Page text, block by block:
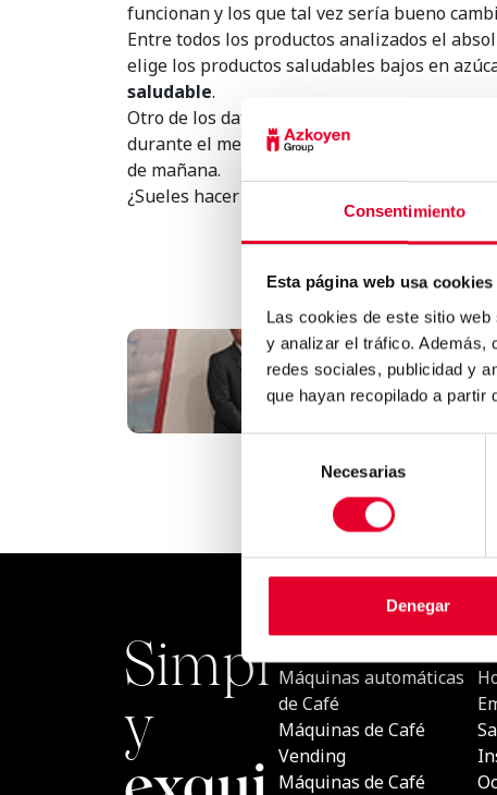
Consentimiento
Esta página web usa cookies
Las cookies de este sitio
y analizar el tráfico. Además,
redes sociales, publicidad y
que hayan recopilado a partir
consentimiento
Necesarias
Denegar
funcionan y los que tal vez sería bueno
Entre todos los productos analizados el
elige los productos saludables bajos en
saludable.
Otro de los datos más interesantes de este
durante el medio día y otro 23% a media
de mañana.
¿Sueles hacer encuestas entre tus clientes?
El embajador español en
Colombia visita la fábri...
Simply
exquisite
Máquinas
Vending